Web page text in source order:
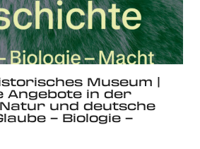
Museum |
in der
und deutsche
– Biologie –